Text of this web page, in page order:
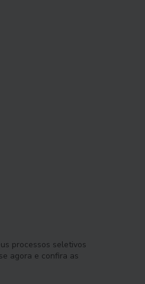
processos seletivos
agora e confira as